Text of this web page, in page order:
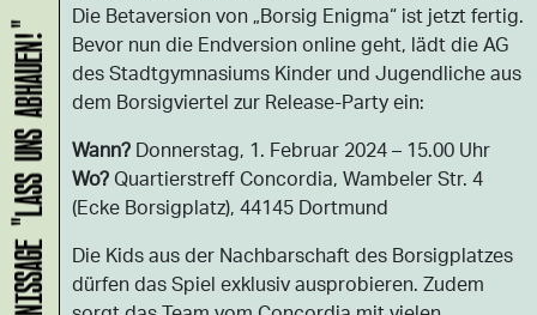
Die Betaversion von „Borsig Enigma“ ist jetzt fertig.
Bevor nun die Endversion online geht, lädt die AG
des Stadtgymnasiums Kinder und Jugendliche aus
dem Borsigviertel zur Release-Party ein:
Wann? Donnerstag, 1. Februar 2024 – 15.00 Uhr
Wo? Quartierstreff Concordia, Wambeler Str. 4
(Ecke Borsigplatz), 44145 Dortmund
Die Kids aus der Nachbarschaft des Borsigplatzes
dürfen das Spiel exklusiv ausprobieren. Zudem